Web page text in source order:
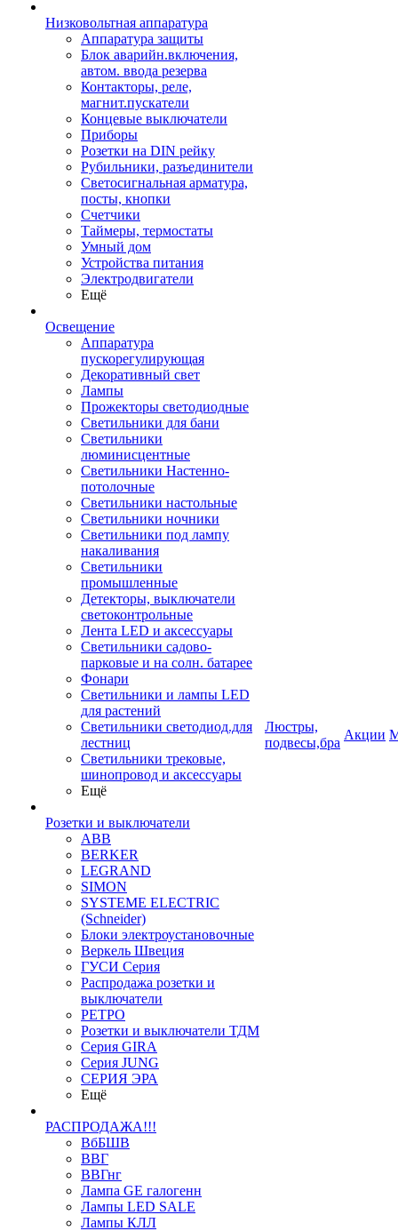
Низковольтная аппаратура
Аппаратура защиты
Блок аварийн.включения,
автом. ввода резерва
Контакторы, реле,
магнит.пускатели
Концевые выключатели
Приборы
Розетки на DIN рейку
Рубильники, разъединители
Светосигнальная арматура,
посты, кнопки
Счетчики
Таймеры, термостаты
Умный дом
Устройства питания
Электродвигатели
Ещё
Освещение
Аппаратура
пускорегулирующая
Декоративный свет
Лампы
Прожекторы светодиодные
Светильники для бани
Светильники
люминисцентные
Светильники Настенно-
потолочные
Светильники настольные
Светильники ночники
Светильники под лампу
накаливания
Светильники
промышленные
Детекторы, выключатели
светоконтрольные
Лента LED и аксессуары
Светильники садово-
парковые и на солн. батарее
Фонари
Светильники и лампы LED
для растений
Светильники светодиод.для
лестниц
Светильники трековые,
шинопровод и аксессуары
Ещё
Розетки и выключатели
ABB
BERKER
LEGRAND
SIMON
SYSTEME ELECTRIC
(Schneider)
Блоки электроустановочные
Веркель Швеция
ГУСИ Серия
Распродажа розетки и
выключатели
РЕТРО
Розетки и выключатели ТДМ
Серия GIRA
Серия JUNG
СЕРИЯ ЭРА
Ещё
РАСПРОДАЖА!!!
ВбБШВ
ВВГ
ВВГнг
Лампа GE галогенн
Лампы LED SALE
Лампы КЛЛ
Люстры,
подвесы,бра
Акции